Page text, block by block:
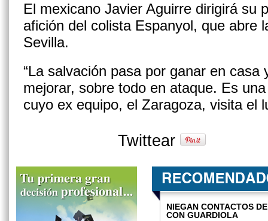
El mexicano Javier Aguirre dirigirá su
afición del colista Espanyol, que abre
Sevilla.
“La salvación pasa por ganar en casa
mejorar, sobre todo en ataque. Es
cuyo ex equipo, el Zaragoza, visita el
Twittear
NIEGAN CONTACTOS
CON GUARDIOLA